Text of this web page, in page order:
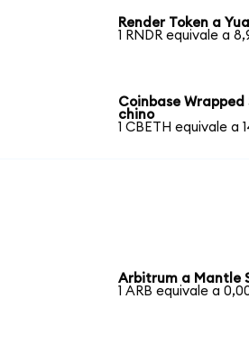
Render Token a
1 RNDR equivale a
Coinbase Wrapped
chino
1 CBETH equivale a
Arbitrum a Mantle
1 ARB equivale a